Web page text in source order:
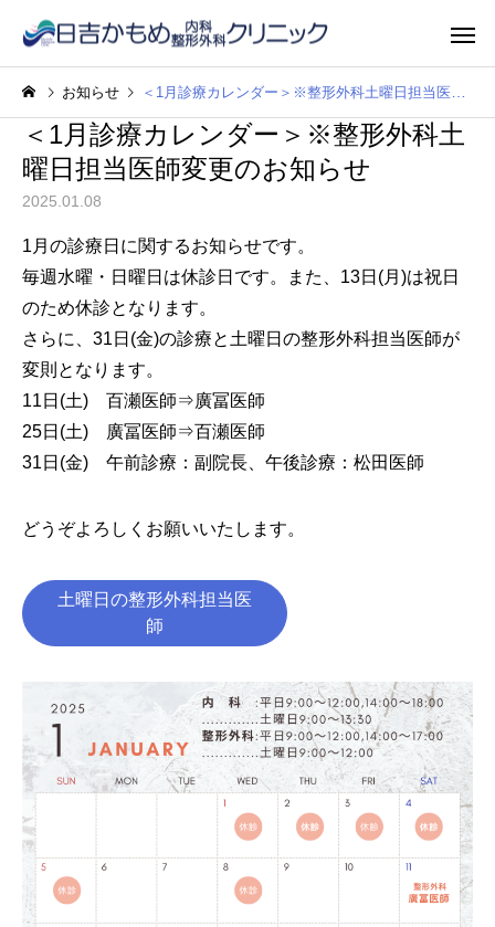
お知らせ ＜1月診療カレンダー＞※整形外科土曜日担当医師変更のお知らせ
＜1月診療カレンダー＞※整形外科土
曜日担当医師変更のお知らせ
2025.01.08
1月の診療日に関するお知らせです。
毎週水曜・日曜日は休診日です。また、13日(月)は祝日
のため休診となります。
さらに、31日(金)の診療と土曜日の整形外科担当医師が
変則となります。
11日(土) 百瀬医師⇒廣冨医師
25日(土) 廣冨医師⇒百瀬医師
31日(金) 午前診療：副院長、午後診療：松田医師
どうぞよろしくお願いいたします。
土曜日の整形外科担当医
師